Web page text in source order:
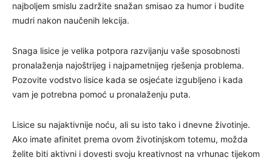
najboljem smislu zadržite snažan smisao za humor i budite
mudri nakon naučenih lekcija.
Snaga lisice je velika potpora razvijanju vaše sposobnosti
pronalaženja najoštrijeg i najpametnijeg rješenja problema.
Pozovite vodstvo lisice kada se osjećate izgubljeno i kada
vam je potrebna pomoć u pronalaženju puta.
Lisice su najaktivnije noću, ali su isto tako i dnevne životinje.
Ako imate afinitet prema ovom životinjskom totemu, možda
želite biti aktivni i dovesti svoju kreativnost na vrhunac tijekom